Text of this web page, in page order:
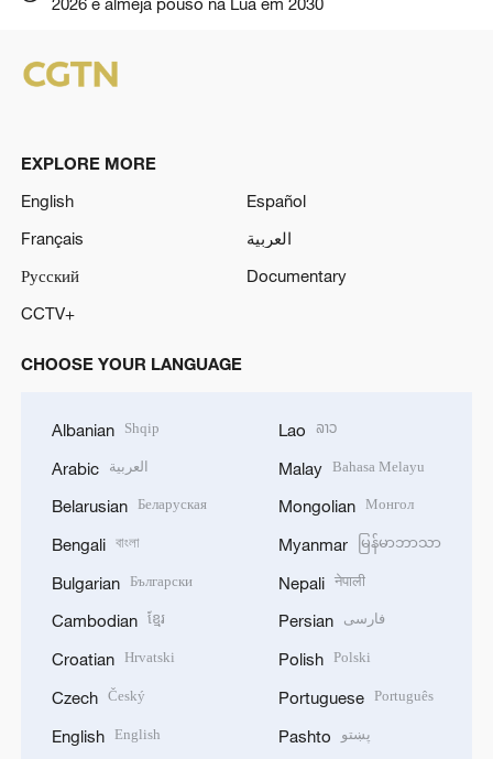
EXPLORE MORE
English
Español
Français
العربية
Русский
Documentary
CCTV+
CHOOSE YOUR LANGUAGE
Albanian Shqip
Arabic العربية
Belarusian Беларуская
Bengali বাংলা
Bulgarian Български
Cambodian ខ្មែរ
Croatian Hrvatski
Czech Český
English English
Lao ລາວ
Malay Bahasa Melayu
Mongolian Монгол
Myanmar မြန်မာဘာသာ
Nepali नेपाली
Persian فارسی
Polish Polski
Portuguese Português
Pashto پښتو